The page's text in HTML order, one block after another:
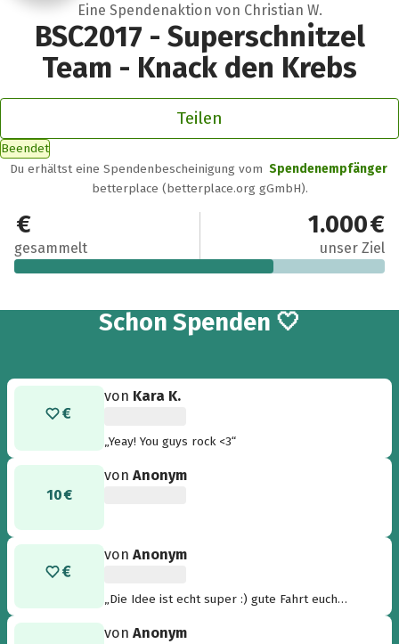
Eine Spendenaktion von Christian W.
BSC2017 - Superschnitzel
Team - Knack den Krebs
Teilen
Beendet
Du erhältst eine Spendenbescheinigung vom Spendenempfänger
betterplace (betterplace.org gGmbH).
700 €
gesammelt
1.000 €
unser Ziel
Schon 26
Spenden 🤍
von Kara K.
„Yeay! You guys rock <3“
10 €
vonAnonym
vonAnonym
„Die Idee ist echt super :) gute Fahrt euch
vonAnonym